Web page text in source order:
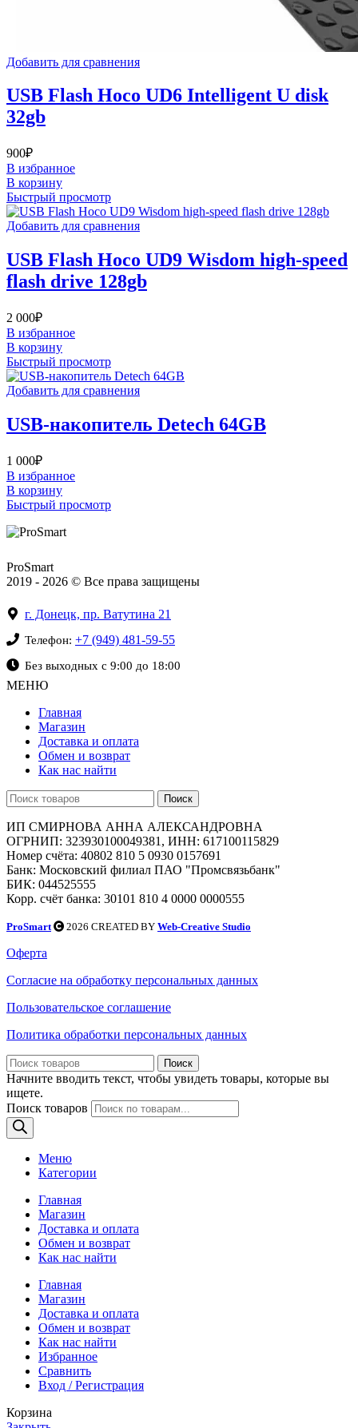
Добавить для сравнения
USB Flash Hoco UD6 Intelligent U disk
32gb
900₽
В избранное
В корзину
Быстрый просмотр
Добавить для сравнения
USB Flash Hoco UD9 Wisdom high-speed
flash drive 128gb
2 000₽
В избранное
В корзину
Быстрый просмотр
Добавить для сравнения
USB-накопитель Detech 64GB
1 000₽
В избранное
В корзину
Быстрый просмотр
ProSmart
2019 - 2026 © Все права защищены
г. Донецк, пр. Ватутина 21
Телефон: +7 (949) 481-59-55
Без выходных с 9:00 до 18:00
МЕНЮ
Главная
Магазин
Доставка и оплата
Обмен и возврат
Как нас найти
Поиск
ИП СМИРНОВА АННА АЛЕКСАНДРОВНА
ОГРНИП: 323930100049381, ИНН: 617100115829
Номер счёта: 40802 810 5 0930 0157691
Банк: Московский филиал ПАО "Промсвязьбанк"
БИК: 044525555
Корр. счёт банка: 30101 810 4 0000 0000555
ProSmart 2026 CREATED BY Web-Creative Studio
Оферта
Согласие на обработку персональных данных
Пользовательское соглашение
Политика обработки персональных данных
Поиск
Начните вводить текст, чтобы увидеть товары, которые вы
ищете.
Поиск товаров
Меню
Категории
Главная
Магазин
Доставка и оплата
Обмен и возврат
Как нас найти
Главная
Магазин
Доставка и оплата
Обмен и возврат
Как нас найти
Избранное
Сравнить
Вход / Регистрация
Корзина